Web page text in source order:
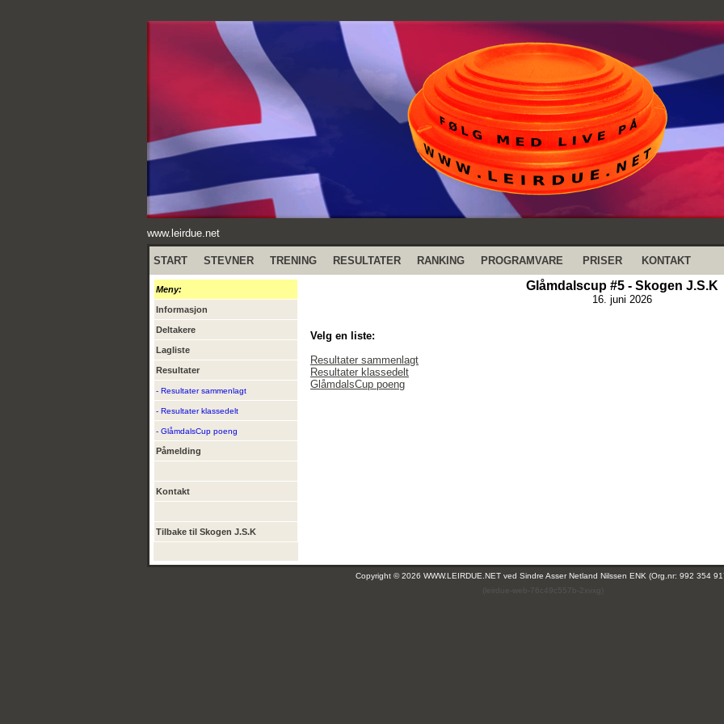
www.leirdue.net
START STEVNER TRENING RESULTATER RANKING PROGRAMVARE PRISER KONTAKT
Meny:
Informasjon
Deltakere
Lagliste
Resultater
- Resultater sammenlagt
- Resultater klassedelt
- GlåmdalsCup poeng
Påmelding
Kontakt
Tilbake til Skogen J.S.K
Glåmdalscup #5 - Skogen J.S.K
16. juni 2026
Velg en liste:
Resultater sammenlagt
Resultater klassedelt
GlåmdalsCup poeng
Copyright © 2026 WWW.LEIRDUE.NET ved Sindre Asser Netland Nilssen ENK (Org.nr: 992 354
(leirdue-web-76c49c557b-2xvxg)